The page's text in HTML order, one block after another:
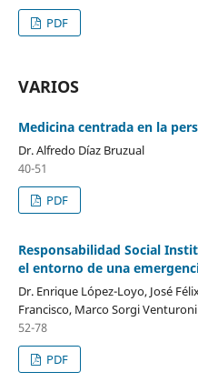
PDF
VARIOS
Medicina centrada en la
Dr. Alfredo Díaz Bruzual
40-51
PDF
Responsabilidad Social
el entorno de una
Dr. Enrique López-Loyo, José
Francisco, Marco Sorgi Venturoni
52-78
PDF